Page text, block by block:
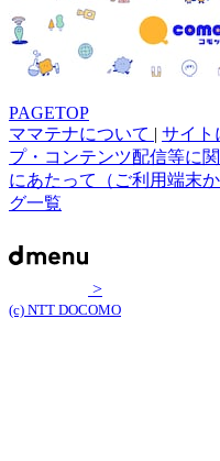
PAGETOP
ママテナについて | サイト
プ・コンテンツ配信等に
にあたって（ご利用端末
グ一覧
>
(c) NTT DOCOMO